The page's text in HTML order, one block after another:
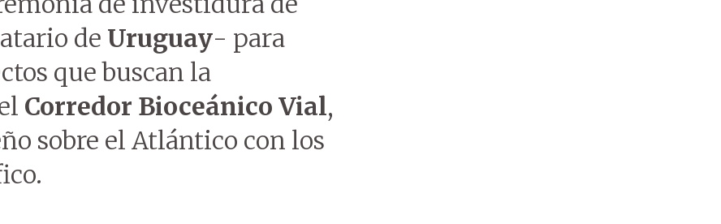
de Uruguay- para
que buscan la
Corredor Bioceánico Vial,
sobre el Atlántico con los